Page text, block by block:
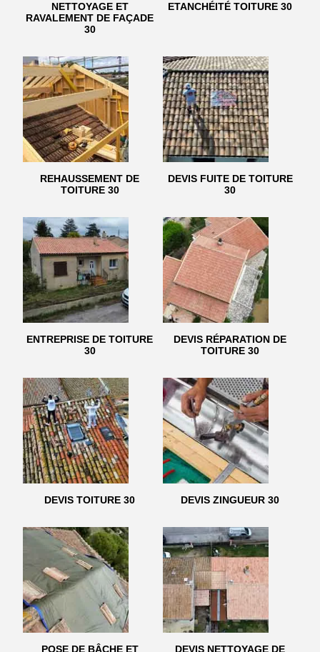
NETTOYAGE ET
RAVALEMENT DE FAÇADE
30
ETANCHÉITÉ TOITURE 30
REHAUSSEMENT DE
TOITURE 30
DEVIS FUITE DE TOITURE
30
ENTREPRISE DE TOITURE
30
DEVIS RÉPARATION DE
TOITURE 30
DEVIS TOITURE 30 DEVIS ZINGUEUR 30
POSE DE BÂCHE ET DEVIS NETTOYAGE DE